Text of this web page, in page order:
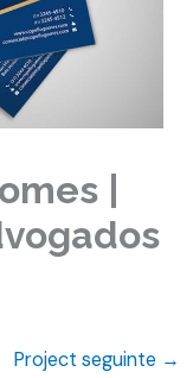
|
Project seguinte →